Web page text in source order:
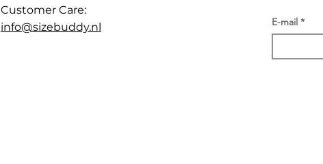
Customer Care:
info@sizebuddy.nl
E-mail